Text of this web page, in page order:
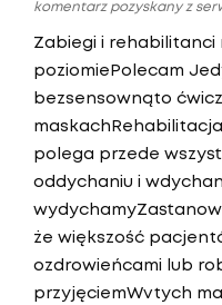
komentarz pozyskany z
Zabiegi i rehabilitanci
poziomiePolecam
bezsensownąto
polega przede
oddychaniu i
że większość
ozdrowieńcami lub
przyjęciemWvtych